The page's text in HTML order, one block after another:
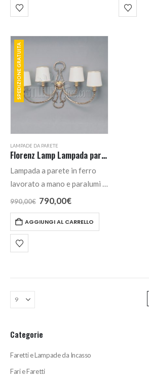
SPEDIZIONE GRATUITA
LAMPADE DA PARETE
Florenz Lamp Lampada parete cod. 1953
Lampada a parete in ferro
lavorato a mano e paralumi in
tessuto con 4 luci.
990,00€ Il
prezzo
era:
990,00€.
790,00€Il
è:
790,00€.
AGGIUNGI AL CARRELLO
Categorie
Faretti e Lampade da Incasso
Fari e Faretti